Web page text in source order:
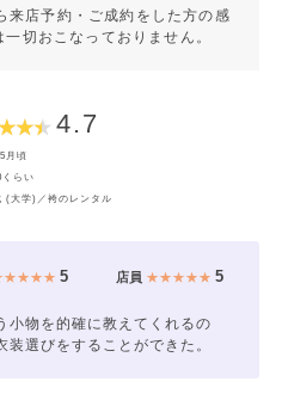
来店予約・ご成約をした方の感
切おこなっておりません。
4.7
月頃
らい
(大学)／袴のレンタル
5 店員 ★★★★★5
小物を的確に教えてくれるの
選びをすることができた。